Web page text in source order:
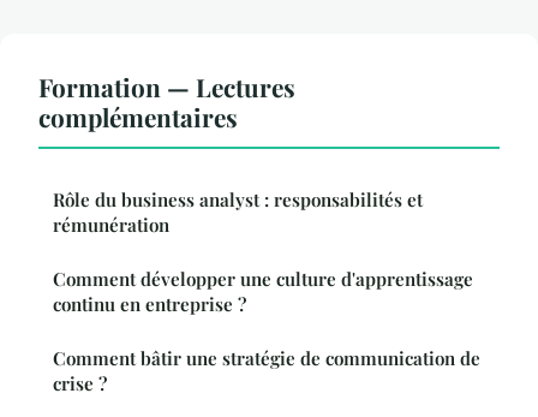
Formation — Lectures
complémentaires
Rôle du business analyst : responsabilités et
rémunération
Comment développer une culture d'apprentissage
continu en entreprise ?
Comment bâtir une stratégie de communication de
crise ?